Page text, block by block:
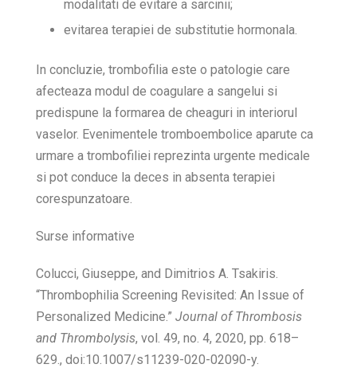
modalitati de evitare a sarcinii;
evitarea terapiei de substitutie hormonala.
In concluzie, trombofilia este o patologie care
afecteaza modul de coagulare a sangelui si
predispune la formarea de cheaguri in interiorul
vaselor. Evenimentele tromboembolice aparute ca
urmare a trombofiliei reprezinta urgente medicale
si pot conduce la deces in absenta terapiei
corespunzatoare.
Surse informative
Colucci, Giuseppe, and Dimitrios A. Tsakiris.
“Thrombophilia Screening Revisited: An Issue of
Personalized Medicine.” Journal of Thrombosis
and Thrombolysis, vol. 49, no. 4, 2020, pp. 618–
629., doi:10.1007/s11239-020-02090-y.